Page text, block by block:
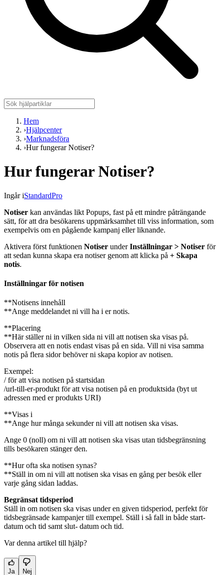
Hem
›Hjälpcenter
›Marknadsföra
›Hur fungerar Notiser?
Hur fungerar Notiser?
Ingår iStandardPro
Notiser kan användas likt Popups, fast på ett mindre påträngande
sätt, för att dra besökarens uppmärksamhet till viss information, som
exempelvis om en pågående kampanj eller liknande.
Aktivera först funktionen Notiser underInställningar > Notiser för
att sedan kunna skapa era notiser genom att klicka på + Skapa
notis.
Inställningar för notisen
**Notisens innehåll
**Ange meddelandet ni vill ha i er notis.
**Placering
**Här ställer ni in vilken sida ni vill att notisen ska visas på.
Observera att en notis endast visas på en sida. Vill ni visa samma
notis på flera sidor behöver ni skapa kopior av notisen.
Exempel:
/ för att visa notisen på startsidan
/url-till-er-produkt för att visa notisen på en produktsida (byt ut
adressen med er produkts URI)
**Visas i
**Ange hur många sekunder ni vill att notisen ska visas.
Ange 0 (noll) om ni vill att notisen ska visas utan tidsbegränsning
tills besökaren stänger den.
**Hur ofta ska notisen synas?
**Ställ in om ni vill att notisen ska visas en gång per besök eller
varje gång sidan laddas.
Begränsat tidsperiod
Ställ in om notisen ska visas under en given tidsperiod, perfekt för
tidsbegränsade kampanjer till exempel. Ställ i så fall in både start-
datum och tid samt slut- datum och tid.
Var denna artikel till hjälp?
Ja Nej